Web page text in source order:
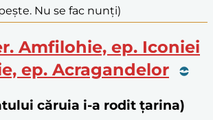
Nu se fac nunți)
Amfilohie, ep. Iconiei
ep. Acragandelor
căruia i-a rodit țarina)